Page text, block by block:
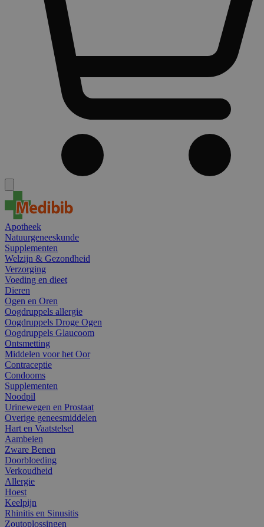
Apotheek
Natuurgeneeskunde
Supplementen
Welzijn & Gezondheid
Verzorging
Voeding en dieet
Dieren
Ogen en Oren
Oogdruppels allergie
Oogdruppels Droge Ogen
Oogdruppels Glaucoom
Ontsmetting
Middelen voor het Oor
Contraceptie
Condooms
Supplementen
Noodpil
Urinewegen en Prostaat
Overige geneesmiddelen
Hart en Vaatstelsel
Aambeien
Zware Benen
Doorbloeding
Verkoudheid
Allergie
Hoest
Keelpijn
Rhinitis en Sinusitis
Zoutoplossingen